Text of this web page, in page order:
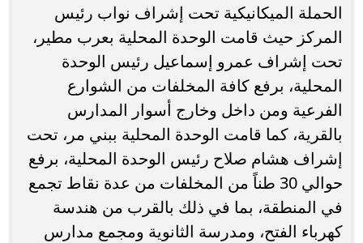
الحملة الميكانيكية تحت إشراف نواب رئيس
المركز حيث قامت الوحدة المحلية بعرب مطير،
تحت إشراف عمرو إسماعيل رئيس الوحدة
المحلية، برفع كافة المخلفات من الشوارع
الفرعية ومن داخل وخارج أسوار المدارس
بالقرية، كما قامت الوحدة المحلية ببني مر، تحت
إشراف هشام صلاح رئيس الوحدة المحلية، برفع
حوالي 30 طناً من المخلفات من عدة نقاط تجمع
في المنطقة، بما في ذلك بالقرب من هندسة
كهرباء الفتح، ومدرسة الثانوية ومجمع مدارس